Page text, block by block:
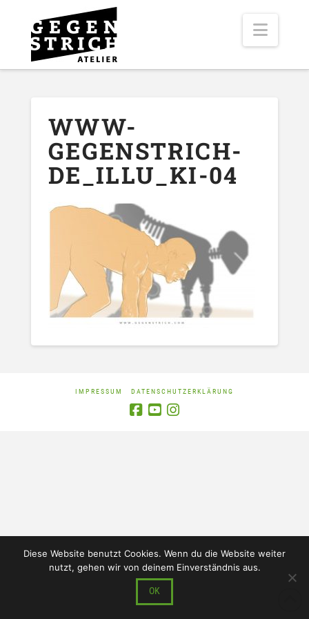
WWW-
GEGENSTRICH-
DE_ILLU_KI-04
IMPRESSUM DATENSCHUTZERKLÄRUNG
Diese Website benutzt Cookies. Wenn du die Website weiter
nutzt, gehen wir von deinem Einverständnis aus.
OK